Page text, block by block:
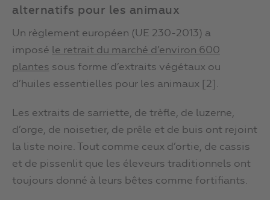
alternatifs pour les animaux
Un règlement européen (UE 230-2013) a
imposé le retrait du marché d’environ 600
plantes sous forme d’extraits végétaux ou
d’huiles essentielles pour les animaux [2].
Les extraits de sarriette, de trèfle, de luzerne,
d’orge, de noisetier, de prêle et de buis ont rejoint
la liste noire. Tout comme ceux d’ortie, de cassis
et de pissenlit que les éleveurs traditionnels ont
toujours donné à leurs bêtes comme fortifiants.